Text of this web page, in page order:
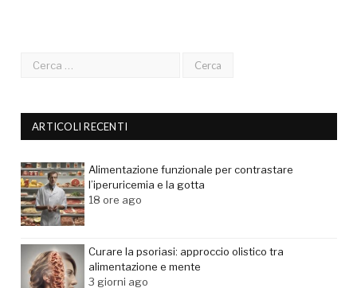
ARTICOLI RECENTI
Alimentazione funzionale per contrastare
l’iperuricemia e la gotta
18 ore ago
Curare la psoriasi: approccio olistico tra
alimentazione e mente
3 giorni ago